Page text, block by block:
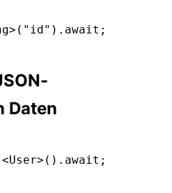
>( "id" ) .await ;
Daten
<User>() .await ;